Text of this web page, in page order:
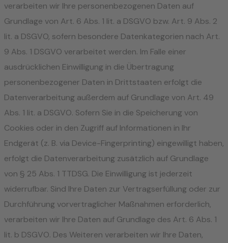
verarbeiten wir Ihre personenbezogenen Daten auf
Grundlage von Art. 6 Abs. 1 lit. a DSGVO bzw. Art. 9 Abs. 2
lit. a DSGVO, sofern besondere Datenkategorien nach Art.
9 Abs. 1 DSGVO verarbeitet werden. Im Falle einer
ausdrücklichen Einwilligung in die Übertragung
personenbezogener Daten in Drittstaaten erfolgt die
Datenverarbeitung außerdem auf Grundlage von Art. 49
Abs. 1 lit. a DSGVO. Sofern Sie in die Speicherung von
Cookies oder in den Zugriff auf Informationen in Ihr
Endgerät (z. B. via Device-Fingerprinting) eingewilligt haben,
erfolgt die Datenverarbeitung zusätzlich auf Grundlage
von § 25 Abs. 1 TTDSG. Die Einwilligung ist jederzeit
widerrufbar. Sind Ihre Daten zur Vertragserfüllung oder zur
Durchführung vorvertraglicher Maßnahmen erforderlich,
verarbeiten wir Ihre Daten auf Grundlage des Art. 6 Abs. 1
lit. b DSGVO. Des Weiteren verarbeiten wir Ihre Daten,